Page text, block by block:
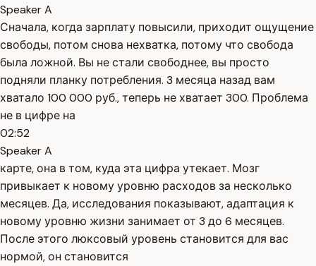
Speaker A
Сначала, когда зарплату повысили, приходит ощущение
свободы, потом снова нехватка, потому что свобода
была ложной. Вы не стали свободнее, вы просто
подняли планку потребления. 3 месяца назад вам
хватало 100 000 руб., теперь не хватает 300. Проблема
не в цифре на
02:52
Speaker A
карте, она в том, куда эта цифра утекает. Мозг
привыкает к новому уровню расходов за несколько
месяцев. Да, исследования показывают, адаптация к
новому уровню жизни занимает от 3 до 6 месяцев.
После этого люксовый уровень становится для вас
нормой, он становится